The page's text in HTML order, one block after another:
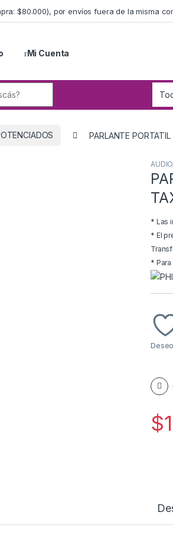
$80.000), por envíos fuera de la misma
Mi Cuenta
PARLANTE
AUDIO
* Las
* El
*
$